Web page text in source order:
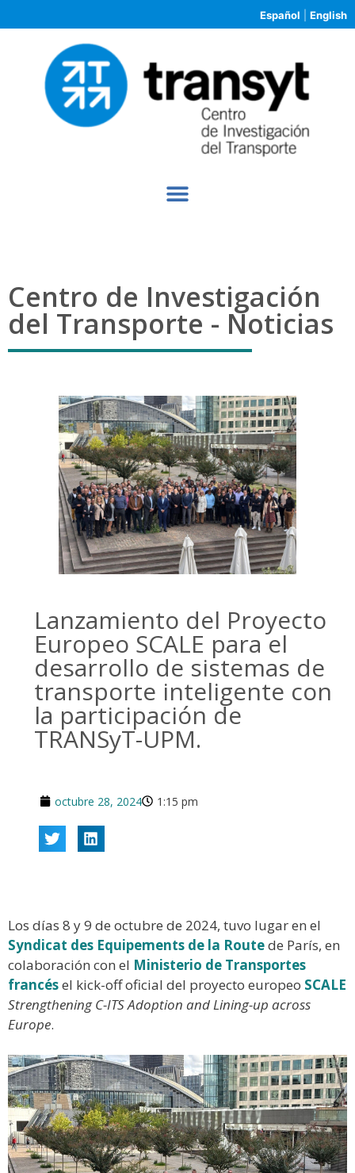
Español English
Centro de Investigación
del Transporte - Noticias
Lanzamiento del Proyecto
Europeo SCALE para el
desarrollo de sistemas de
transporte inteligente con
la participación de
TRANSyT-UPM.
octubre 28, 2024 1:15 pm
Los días 8 y 9 de octubre de 2024, tuvo lugar en el
Syndicat des Equipements de la Routede París, en
colaboración con el Ministerio de Transportes
francésel kick-off oficial del proyecto europeo SCALE
Strengthening C-ITS Adoption and Lining-up across
Europe.